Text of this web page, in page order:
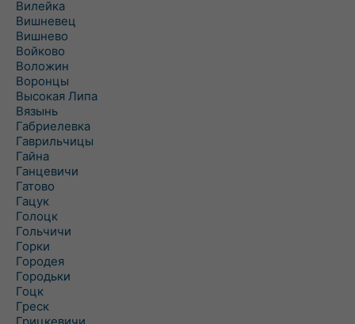
Вилейка
Вишневец
Вишнево
Войково
Воложин
Воронцы
Высокая Липа
Вязынь
Габриелевка
Гаврильчицы
Гайна
Ганцевичи
Гатово
Гацук
Голоцк
Гольчичи
Горки
Городея
Городьки
Гоцк
Греск